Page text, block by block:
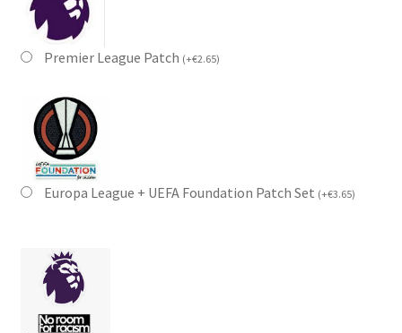
Premier League Patch (+€2.65)
Europa League + UEFA Foundation Patch Set (+€3.65)